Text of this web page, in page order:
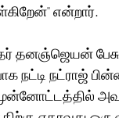
என்றார்.
தனஞ்ஜெயன்
நட்டி நட்ராஜ்